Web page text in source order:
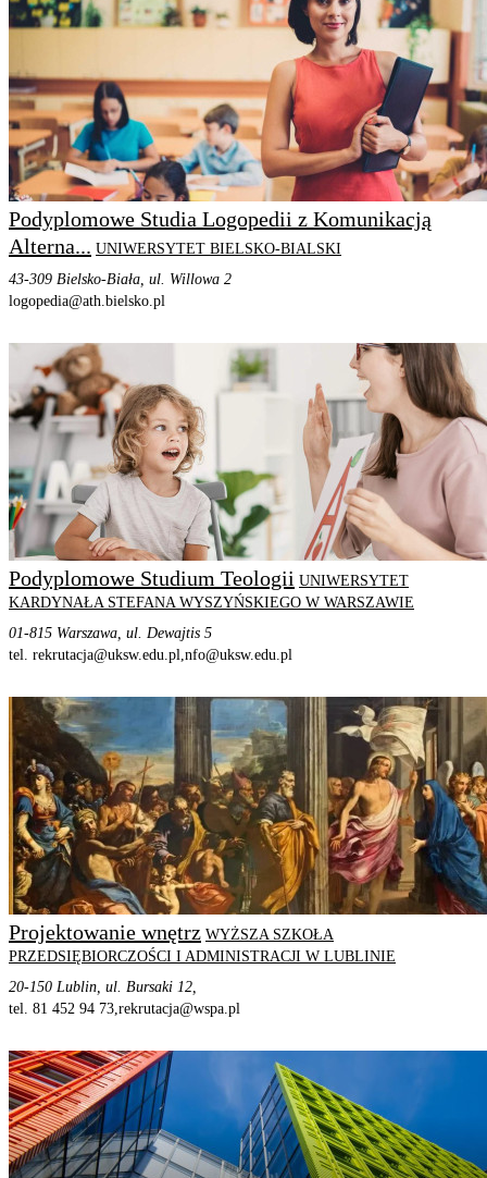
Podyplomowe Studia Logopedii z Komunikacją
Alterna... UNIWERSYTET BIELSKO-BIALSKI
43-309 Bielsko-Biała, ul. Willowa 2
logopedia@ath.bielsko.pl
Podyplomowe Studium Teologii UNIWERSYTET
KARDYNAŁA STEFANA WYSZYŃSKIEGO W WARSZAWIE
01-815 Warszawa, ul. Dewajtis 5
tel. rekrutacja@uksw.edu.pl,nfo@uksw.edu.pl
Projektowanie wnętrz WYŻSZA SZKOŁA
PRZEDSIĘBIORCZOŚCI I ADMINISTRACJI W LUBLINIE
20-150 Lublin, ul. Bursaki 12,
tel. 81 452 94 73,rekrutacja@wspa.pl